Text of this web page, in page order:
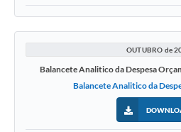
OUTUBRO de
Balancete Analitico da Despesa
Balancete Analitico da